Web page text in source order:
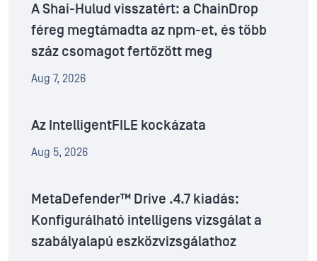
A Shai-Hulud visszatért: a ChainDrop
féreg megtámadta az npm-et, és több
száz csomagot fertőzött meg
Aug 7, 2026
Az IntelligentFILE kockázata
Aug 5, 2026
MetaDefender™ Drive .4.7 kiadás:
Konfigurálható intelligens vizsgálat a
szabályalapú eszközvizsgálathoz